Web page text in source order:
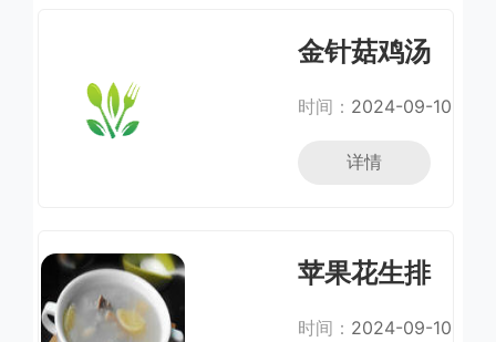
金针菇鸡汤
时间： 2024-09-10
详情
苹果花生排
时间： 2024-09-10